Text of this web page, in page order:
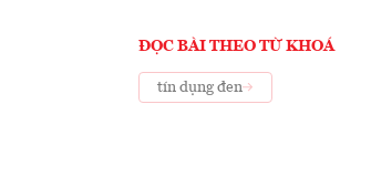
ĐỌC BÀI THEO TỪ KHOÁ
tín dụng đen